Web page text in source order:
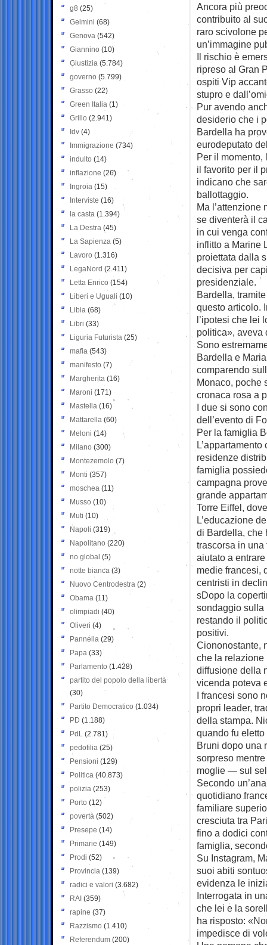
Ancora più
contribuito al
raro scivolone
un’immagine
Il rischio è
ripreso al Gran
ospiti Vip
stupro e
Pur avendo
desiderio che i
Bardella ha
eurodeputato
Per il momento,
il favorito per il
indicano che
ballottaggio.
Ma l’attenzione
se diventerà il
in cui venga
inflitto a Marine
proiettata dalla
decisiva per
presidenziale.
Bardella,
questo articolo.
l’ipotesi che lei
politica», aveva
Sono
Bardella e
comparendo
Monaco, poche
cronaca rosa a
I due si sono
dell’evento di
Per la famiglia
residenze
famiglia
campagna
grande
Torre Eiffel,
L’educazione
di Bardella, che
trascorsa in
aiutato a
medie francesi,
centristi in
sDopo la
sondaggio sulla
restando il
positivi.
Ciononostante,
che la relazione
diffusione della
vicenda poteva
I francesi sono
propri leader,
della stampa.
quando fu
Bruni dopo una
sorpreso
moglie — sul
Secondo
quotidiano
familiare
cresciuta tra
fino a dodici
famiglia,
Su Instagram,
suoi abiti
evidenza le
Interrogata in
che lei e la
ha risposto:
impedisce di
g8 (25)
Gelmini (68)
Genova (542)
Giannino (10)
Giustizia (5.784)
governo (5.799)
Grasso (22)
Green Italia (1)
Grillo (2.941)
Idv (4)
Immigrazione (734)
indulto (14)
inflazione (26)
Ingroia (15)
Interviste (16)
la casta (1.394)
La Destra (45)
La Sapienza (5)
Lavoro (1.316)
LegaNord (2.411)
Letta Enrico (154)
Liberi e Uguali (10)
Libia (68)
Libri (33)
Liguria Futurista (25)
mafia (543)
manifesto (7)
Margherita (16)
Maroni (171)
Mastella (16)
Mattarella (60)
Meloni (14)
Milano (300)
Montezemolo (7)
Monti (357)
moschea (11)
Musso (10)
Muti (10)
Napoli (319)
Napolitano (220)
no global (5)
notte bianca (3)
Nuovo Centrodestra (2)
Obama (11)
olimpiadi (40)
Oliveri (4)
Pannella (29)
Papa (33)
Parlamento (1.428)
partito del popolo della libertà
(30)
Partito Democratico (1.034)
PD (1.188)
PdL (2.781)
pedofilia (25)
Pensioni (129)
Politica (40.873)
polizia (253)
Porto (12)
povertà (502)
Presepe (14)
Primarie (149)
Prodi (52)
Provincia (139)
radici e valori (3.682)
RAI (359)
rapine (37)
Razzismo (1.410)
Referendum (200)